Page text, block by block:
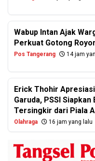
Wabup Intan Ajak
Perkuat Gotong
Pos Tangerang 14 jam
Erick Thohir
Garuda, PSSI Siapkan
Tersingkir dari Piala
Olahraga 16 jam yang lalu